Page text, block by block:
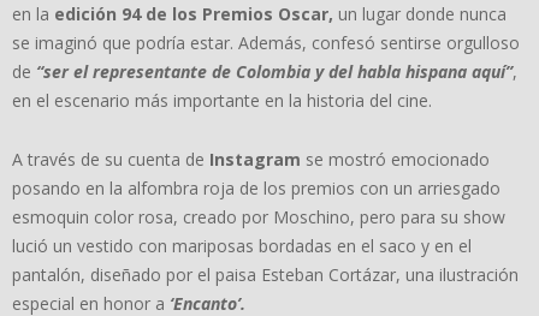
en la edición 94 de los Premios Oscar, un lugar donde nunca
se imaginó que podría estar. Además, confesó sentirse orgulloso
de “ser el representante de Colombia y del habla hispana aquí”,
en el escenario más importante en la historia del cine.
A través de su cuenta de Instagram se mostró emocionado
posando en la alfombra roja de los premios con un arriesgado
esmoquin color rosa, creado por Moschino, pero para su show
lució un vestido con mariposas bordadas en el saco y en el
pantalón, diseñado por el paisa Esteban Cortázar, una ilustración
especial en honor a ‘Encanto’.